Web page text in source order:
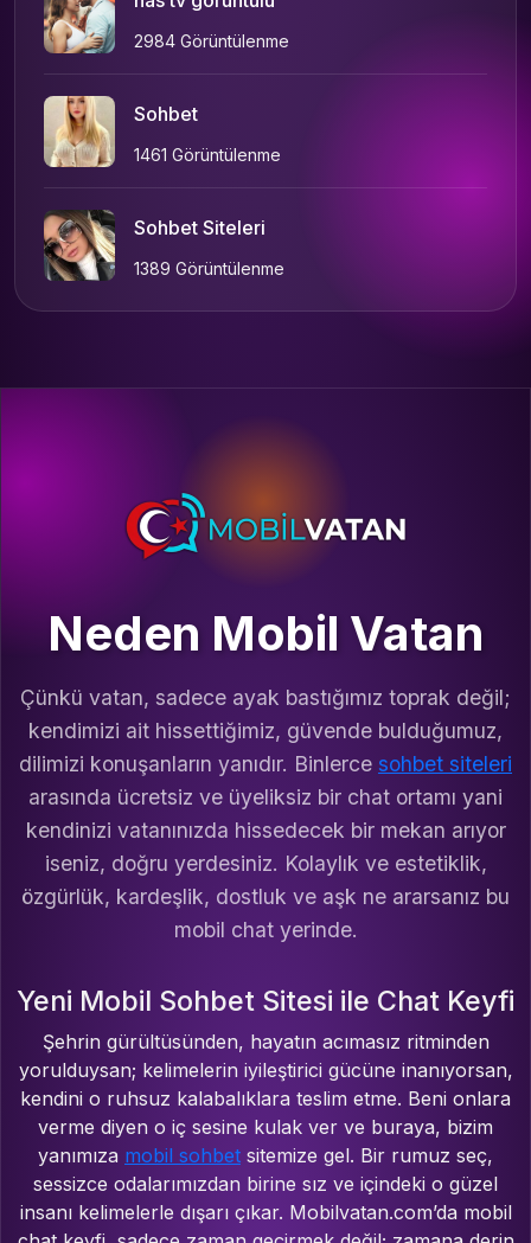
2984 Görüntülenme
Sohbet
1461 Görüntülenme
Sohbet Siteleri
1389 Görüntülenme
Neden Mobil Vatan
Çünkü vatan, sadece ayak bastığımız toprak değil;
kendimizi ait hissettiğimiz, güvende bulduğumuz,
dilimizi konuşanların yanıdır. Binlerce sohbet siteleri
arasında ücretsiz ve üyeliksiz bir chat ortamı yani
kendinizi vatanınızda hissedecek bir mekan arıyor
iseniz, doğru yerdesiniz. Kolaylık ve estetiklik,
özgürlük, kardeşlik, dostluk ve aşk ne ararsanız bu
mobil chat yerinde.
Yeni Mobil Sohbet Sitesi ile Chat Keyfi
Şehrin gürültüsünden, hayatın acımasız ritminden
yorulduysan; kelimelerin iyileştirici gücüne inanıyorsan,
kendini o ruhsuz kalabalıklara teslim etme. Beni onlara
verme diyen o iç sesine kulak ver ve buraya, bizim
yanımıza mobil sohbet sitemize gel. Bir rumuz seç,
sessizce odalarımızdan birine sız ve içindeki o güzel
insanı kelimelerle dışarı çıkar. Mobilvatan.com’da mobil